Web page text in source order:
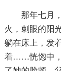
那年七月，
火，刺眼的阳
躺在床上，发
着……恍惚中，